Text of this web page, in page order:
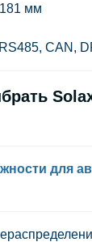
мм
CAN,
для